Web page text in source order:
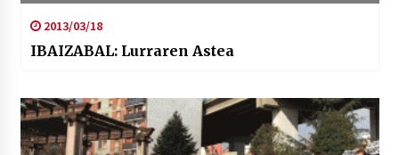
2013/03/18
IBAIZABAL: Lurraren Astea